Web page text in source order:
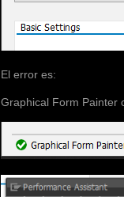
El error es:
Graphical Form Painter